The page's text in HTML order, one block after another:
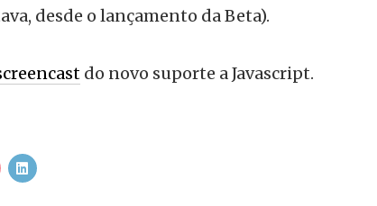
desde o lançamento da Beta).
do novo suporte a Javascript.